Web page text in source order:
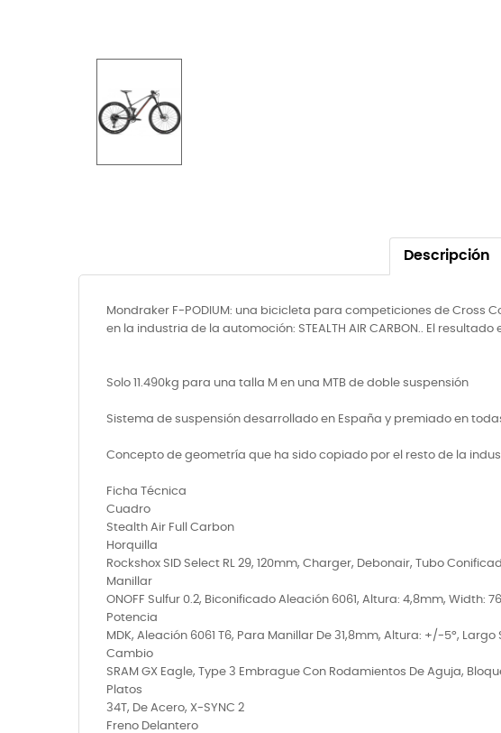
Descripción
Mondraker F-PODIUM: una bicicleta para competiciones de Cross
en la industria de la automoción: STEALTH AIR CARBON.. El
Solo 11.490kg para una talla M en una MTB de doble suspensión
Sistema de suspensión desarrollado en España y premiado en todas
Concepto de geometría que ha sido copiado por el resto de la
Ficha Técnica
Cuadro
Stealth Air Full Carbon
Horquilla
Rockshox SID Select RL 29, 120mm, Charger, Debonair, Tubo
Manillar
ONOFF Sulfur 0.2, Biconificado Aleación 6061, Altura: 4,8mm, Width:
Potencia
MDK, Aleación 6061 T6, Para Manillar De 31,8mm, Altura: +/-5º,
Cambio
SRAM GX Eagle, Type 3 Embrague Con Rodamientos De Aguja,
Platos
34T, De Acero, X-SYNC 2
Freno Delantero